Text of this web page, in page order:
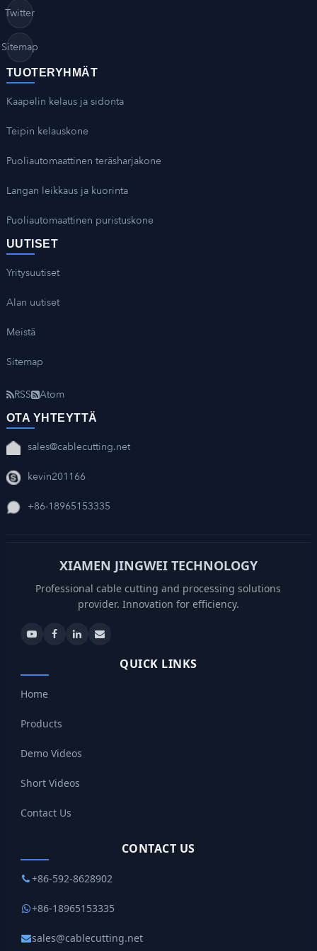
Twitter
Sitemap
TUOTERYHMÄT
Kaapelin kelaus ja sidonta
Teipin kelauskone
Puoliautomaattinen teräsharjakone
Langan leikkaus ja kuorinta
Puoliautomaattinen puristuskone
UUTISET
Yritysuutiset
Alan uutiset
Meistä
Sitemap
RSS Atom
OTA YHTEYTTÄ
sales@cablecutting.net
kevin201166
+86-18965153335
XIAMEN JINGWEI TECHNOLOGY
Professional cable cutting and processing solutions
provider. Innovation for efficiency.
QUICK LINKS
Home
Products
Demo Videos
Short Videos
Contact Us
CONTACT US
+86-592-8628902
+86-18965153335
sales@cablecutting.net